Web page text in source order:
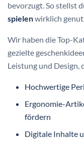
bevorzugt. So stellst
spielenwirklich
Wir haben die Top-
gezielte
Leistung und Design,
Hochwertige
Ergonomie-
fördern
Digitale Inhalte